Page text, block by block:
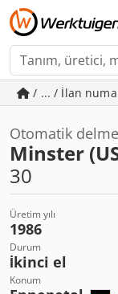
/ ... / İlan
Otomatik
Minster
30
Üretim yılı
1986
Durum
İkinci el
Konum